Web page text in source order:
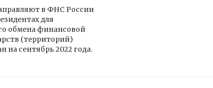
в ФНС России
для
обмена финансовой
(территорий)
на сентябрь 2022 года.